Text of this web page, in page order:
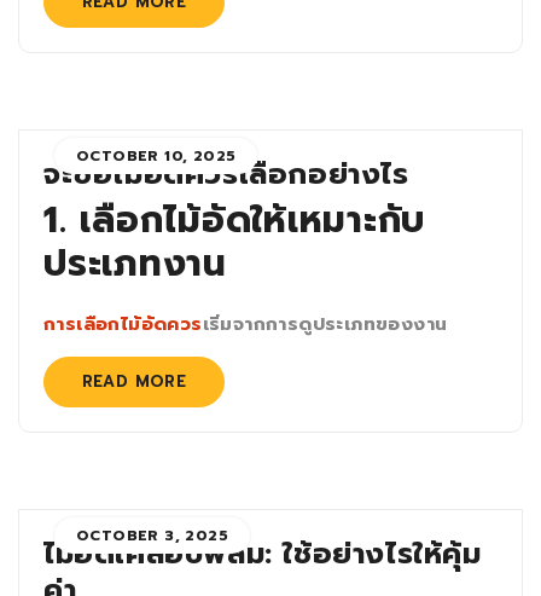
OCTOBER 10, 2025
จะซื้อไม้อัดควรเลือกอย่างไร
1. เลือกไม้อัดให้เหมาะกับ
ประเภทงาน
การเลือกไม้อัดควรเริ่มจากการดูประเภทของงาน
READ MORE
OCTOBER 3, 2025
ไม้อัดเคลือบฟิล์ม: ใช้อย่างไรให้คุ้ม